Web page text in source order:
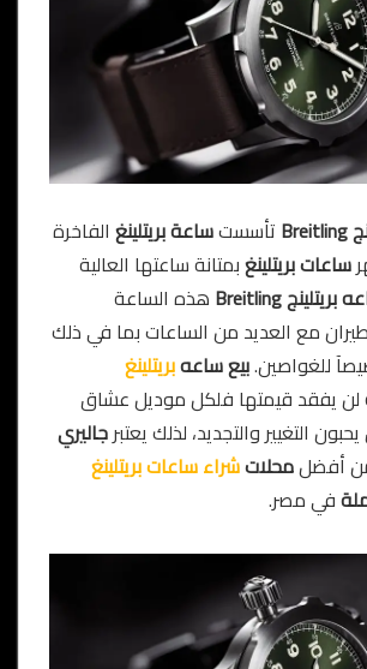
Breitling تأسستساعة بريتلينغ الفاخرة
ساعات بريتلينغبمتانة ساعتها العالية
بريتلينجBreitling هذه الساعة
مع العديد من الساعات بما في ذلك
للغواصين.بيع ساعهبريتلينغ
لن يفقد قيمتها فلكل موديل عشاق
التغيير والتجديد، لذلك يعتبرجاليري
أفضلمحلاتشراء ساعات بريتلينغ
في مصر.